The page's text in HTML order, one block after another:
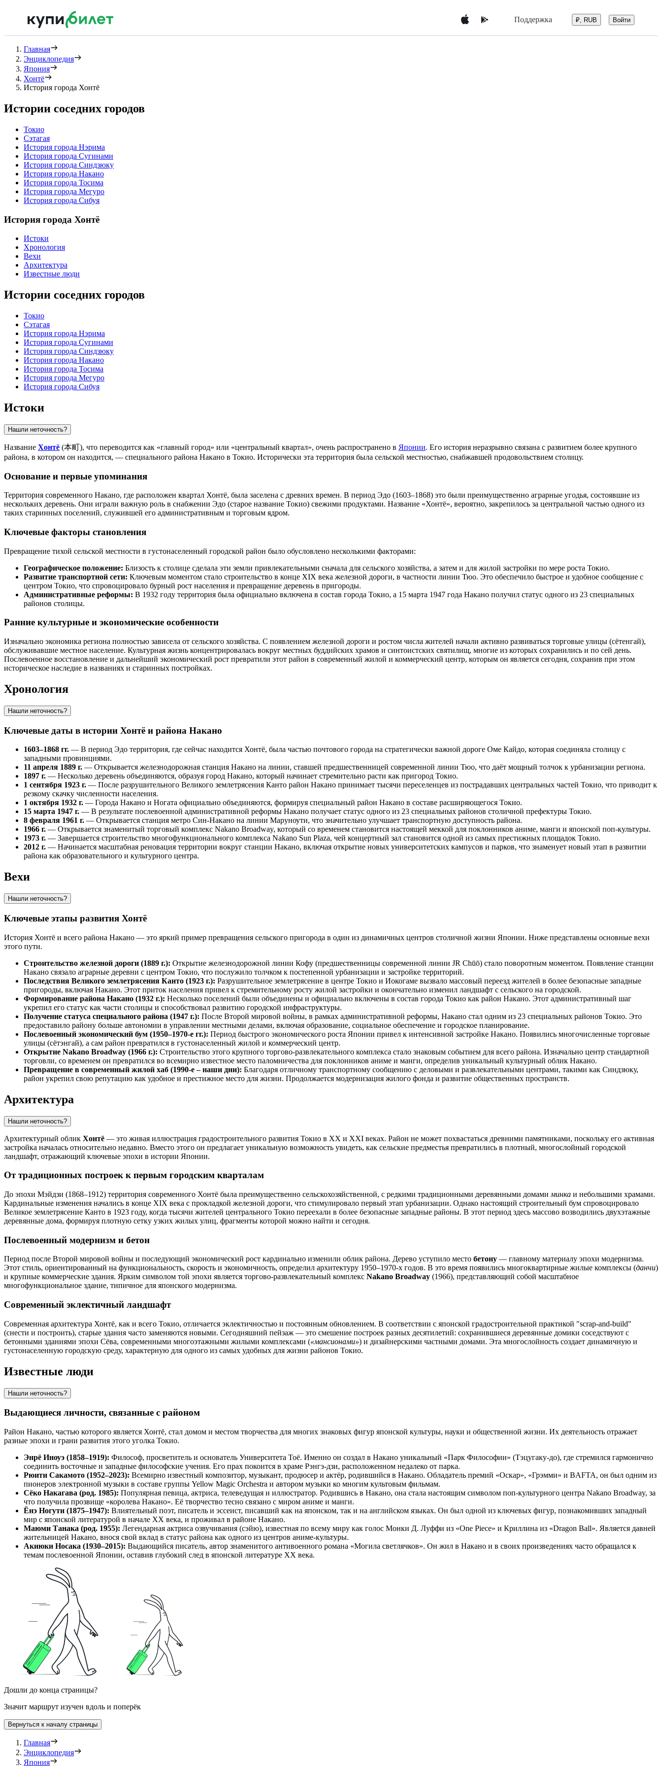
Поддержка ₽, RUB Войти
Главная
Энциклопедия
Япония
Хонтё
История города Хонтё
Истории соседних городов
Токио
Сэтагая
История города Нэрима
История города Сугинами
История города Синдзюку
История города Накано
История города Тосима
История города Мегуро
История города Сибуя
История города Хонтё
Истоки
Хронология
Вехи
Архитектура
Известные люди
Истории соседних городов
Токио
Сэтагая
История города Нэрима
История города Сугинами
История города Синдзюку
История города Накано
История города Тосима
История города Мегуро
История города Сибуя
Истоки
Нашли неточность?
Название Хонтё (本町), что переводится как «главный город» или «центральный квартал», очень распространено в Японии. Его история неразрывно связана с развитием более крупного
района, в котором он находится, — специального района Накано в Токио. Исторически эта территория была сельской местностью, снабжавшей продовольствием столицу.
Основание и первые упоминания
Территория современного Накано, где расположен квартал Хонтё, была заселена с древних времен. В период Эдо (1603–1868) это были преимущественно аграрные угодья, состоявшие из
нескольких деревень. Они играли важную роль в снабжении Эдо (старое название Токио) свежими продуктами. Название «Хонтё», вероятно, закрепилось за центральной частью одного из
таких старинных поселений, служившей его административным и торговым ядром.
Ключевые факторы становления
Превращение тихой сельской местности в густонаселенный городской район было обусловлено несколькими факторами:
Географическое положение: Близость к столице сделала эти земли привлекательными сначала для сельского хозяйства, а затем и для жилой застройки по мере роста Токио.
Развитие транспортной сети: Ключевым моментом стало строительство в конце XIX века железной дороги, в частности линии Тюо. Это обеспечило быстрое и удобное сообщение с
центром Токио, что спровоцировало бурный рост населения и превращение деревень в пригороды.
Административные реформы: В 1932 году территория была официально включена в состав города Токио, а 15 марта 1947 года Накано получил статус одного из 23 специальных
районов столицы.
Ранние культурные и экономические особенности
Изначально экономика региона полностью зависела от сельского хозяйства. С появлением железной дороги и ростом числа жителей начали активно развиваться торговые улицы (сётенгай),
обслуживавшие местное население. Культурная жизнь концентрировалась вокруг местных буддийских храмов и синтоистских святилищ, многие из которых сохранились и по сей день.
Послевоенное восстановление и дальнейший экономический рост превратили этот район в современный жилой и коммерческий центр, которым он является сегодня, сохранив при этом
историческое наследие в названиях и старинных постройках.
Хронология
Нашли неточность?
Ключевые даты в истории Хонтё и района Накано
1603–1868 гг. — В период Эдо территория, где сейчас находится Хонтё, была частью почтового города на стратегически важной дороге Оме Кайдо, которая соединяла столицу с
западными провинциями.
11 апреля 1889 г. — Открывается железнодорожная станция Накано на линии, ставшей предшественницей современной линии Тюо, что даёт мощный толчок к урбанизации региона.
1897 г. — Несколько деревень объединяются, образуя город Накано, который начинает стремительно расти как пригород Токио.
1 сентября 1923 г. — После разрушительного Великого землетрясения Канто район Накано принимает тысячи переселенцев из пострадавших центральных частей Токио, что приводит к
резкому скачку численности населения.
1 октября 1932 г. — Города Накано и Ногата официально объединяются, формируя специальный район Накано в составе расширяющегося Токио.
15 марта 1947 г. — В результате послевоенной административной реформы Накано получает статус одного из 23 специальных районов столичной префектуры Токио.
8 февраля 1961 г. — Открывается станция метро Син-Накано на линии Маруноути, что значительно улучшает транспортную доступность района.
1966 г. — Открывается знаменитый торговый комплекс Nakano Broadway, который со временем становится настоящей меккой для поклонников аниме, манги и японской поп-культуры.
1973 г. — Завершается строительство многофункционального комплекса Nakano Sun Plaza, чей концертный зал становится одной из самых престижных площадок Токио.
2012 г. — Начинается масштабная реновация территории вокруг станции Накано, включая открытие новых университетских кампусов и парков, что знаменует новый этап в развитии
района как образовательного и культурного центра.
Вехи
Нашли неточность?
Ключевые этапы развития Хонтё
История Хонтё и всего района Накано — это яркий пример превращения сельского пригорода в один из динамичных центров столичной жизни Японии. Ниже представлены основные вехи
этого пути.
Строительство железной дороги (1889 г.): Открытие железнодорожной линии Кофу (предшественницы современной линии JR Chūō) стало поворотным моментом. Появление станции
Накано связало аграрные деревни с центром Токио, что послужило толчком к постепенной урбанизации и застройке территорий.
Последствия Великого землетрясения Канто (1923 г.): Разрушительное землетрясение в центре Токио и Иокогаме вызвало массовый переезд жителей в более безопасные западные
пригороды, включая Накано. Этот приток населения привел к стремительному росту жилой застройки и окончательно изменил ландшафт с сельского на городской.
Формирование района Накано (1932 г.): Несколько поселений были объединены и официально включены в состав города Токио как район Накано. Этот административный шаг
укрепил его статус как части столицы и способствовал развитию городской инфраструктуры.
Получение статуса специального района (1947 г.): После Второй мировой войны, в рамках административной реформы, Накано стал одним из 23 специальных районов Токио. Это
предоставило району больше автономии в управлении местными делами, включая образование, социальное обеспечение и городское планирование.
Послевоенный экономический бум (1950–1970-е гг.): Период быстрого экономического роста Японии привел к интенсивной застройке Накано. Появились многочисленные торговые
улицы (сётэнгай), а сам район превратился в густонаселенный жилой и коммерческий центр.
Открытие Nakano Broadway (1966 г.): Строительство этого крупного торгово-развлекательного комплекса стало знаковым событием для всего района. Изначально центр стандартной
торговли, со временем он превратился во всемирно известное место паломничества для поклонников аниме и манги, определив уникальный культурный облик Накано.
Превращение в современный жилой хаб (1990-е – наши дни): Благодаря отличному транспортному сообщению с деловыми и развлекательными центрами, такими как Синдзюку,
район укрепил свою репутацию как удобное и престижное место для жизни. Продолжается модернизация жилого фонда и развитие общественных пространств.
Архитектура
Нашли неточность?
Архитектурный облик Хонтё — это живая иллюстрация градостроительного развития Токио в XX и XXI веках. Район не может похвастаться древними памятниками, поскольку его активная
застройка началась относительно недавно. Вместо этого он предлагает уникальную возможность увидеть, как сельские предместья превратились в плотный, многослойный городской
ландшафт, отражающий ключевые эпохи в истории Японии.
От традиционных построек к первым городским кварталам
До эпохи Мэйдзи (1868–1912) территория современного Хонтё была преимущественно сельскохозяйственной, с редкими традиционными деревянными домами минка и небольшими храмами.
Кардинальные изменения начались в конце XIX века с прокладкой железной дороги, что стимулировало первый этап урбанизации. Однако настоящий строительный бум спровоцировало
Великое землетрясение Канто в 1923 году, когда тысячи жителей центрального Токио переехали в более безопасные западные районы. В этот период здесь массово возводились двухэтажные
деревянные дома, формируя плотную сетку узких жилых улиц, фрагменты которой можно найти и сегодня.
Послевоенный модернизм и бетон
Период после Второй мировой войны и последующий экономический рост кардинально изменили облик района. Дерево уступило место бетону — главному материалу эпохи модернизма.
Этот стиль, ориентированный на функциональность, скорость и экономичность, определил архитектуру 1950–1970-х годов. В это время появились многоквартирные жилые комплексы (данчи)
и крупные коммерческие здания. Ярким символом той эпохи является торгово-развлекательный комплекс Nakano Broadway (1966), представляющий собой масштабное
многофункциональное здание, типичное для японского модернизма.
Современный эклектичный ландшафт
Современная архитектура Хонтё, как и всего Токио, отличается эклектичностью и постоянным обновлением. В соответствии с японской градостроительной практикой "scrap-and-build"
(снести и построить), старые здания часто заменяются новыми. Сегодняшний пейзаж — это смешение построек разных десятилетий: сохранившиеся деревянные домики соседствуют с
бетонными зданиями эпохи Сёва, современными многоэтажными жилыми комплексами («мансионами») и дизайнерскими частными домами. Эта многослойность создает динамичную и
густонаселенную городскую среду, характерную для одного из самых удобных для жизни районов Токио.
Известные люди
Нашли неточность?
Выдающиеся личности, связанные с районом
Район Накано, частью которого является Хонтё, стал домом и местом творчества для многих знаковых фигур японской культуры, науки и общественной жизни. Их деятельность отражает
разные эпохи и грани развития этого уголка Токио.
Энрё Иноуэ (1858–1919): Философ, просветитель и основатель Университета Тоё. Именно он создал в Накано уникальный «Парк Философии» (Тэцугаку-до), где стремился гармонично
соединить восточные и западные философские учения. Его прах покоится в храме Рэнгэ-дзи, расположенном недалеко от парка.
Рюити Сакамото (1952–2023): Всемирно известный композитор, музыкант, продюсер и актёр, родившийся в Накано. Обладатель премий «Оскар», «Грэмми» и BAFTA, он был одним из
пионеров электронной музыки в составе группы Yellow Magic Orchestra и автором музыки ко многим культовым фильмам.
Сёко Накагава (род. 1985): Популярная певица, актриса, телеведущая и иллюстратор. Родившись в Накано, она стала настоящим символом поп-культурного центра Nakano Broadway, за
что получила прозвище «королева Накано». Её творчество тесно связано с миром аниме и манги.
Ёнэ Ногути (1875–1947): Влиятельный поэт, писатель и эссеист, писавший как на японском, так и на английском языках. Он был одной из ключевых фигур, познакомивших западный
мир с японской литературой в начале XX века, и проживал в районе Накано.
Маюми Танака (род. 1955): Легендарная актриса озвучивания (сэйю), известная по всему миру как голос Монки Д. Луффи из «One Piece» и Криллина из «Dragon Ball». Является давней
жительницей Накано, внося свой вклад в статус района как одного из центров аниме-культуры.
Акиюки Носака (1930–2015): Выдающийся писатель, автор знаменитого антивоенного романа «Могила светлячков». Он жил в Накано и в своих произведениях часто обращался к
темам послевоенной Японии, оставив глубокий след в японской литературе XX века.
Дошли до конца страницы?
Значит маршрут изучен вдоль и поперёк
Вернуться к началу страницы
Главная
Энциклопедия
Япония